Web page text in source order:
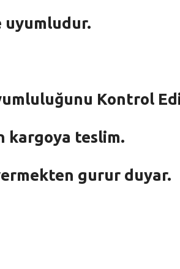
uyumludur.
Kontrol
kargoya teslim.
gurur duyar.